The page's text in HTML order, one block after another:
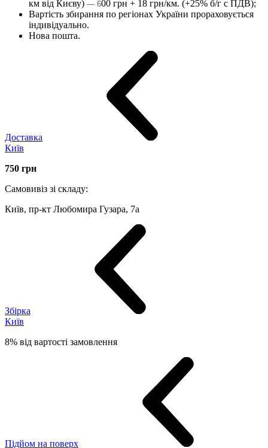
км від Києву) — 600 грн + 18 грн/км. (+25% б/г с ПДВ);
Вартість збирання по регіонах України прораховується
індивідуально.
Нова пошта.
Доставка
Київ
750 грн
Самовивіз зі складу:
Київ, пр-кт Любомира Гузара, 7а
Збірка
Київ
8% від вартості замовлення
Підйом на поверх